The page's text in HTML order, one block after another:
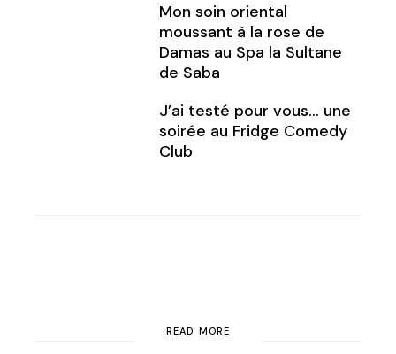
Mon soin oriental
moussant à la rose de
Damas au Spa la Sultane
de Saba
J’ai testé pour vous… une
soirée au Fridge Comedy
Club
READ MORE